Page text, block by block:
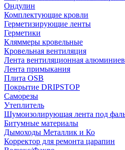
Ондулин
Комплектующие кровли
Герметизирующие ленты
Герметики
Кляммеры кровельные
Кровельная вентиляция
Лента вентиляционная
Лента примыкания
Плита OSB
Покрытие DRIPSTOP
Саморезы
Утеплитель
Шумоизолирующая лента под
Битумные материалы
Дымоходы Металлик и Ко
Корректор для ремонта царапин